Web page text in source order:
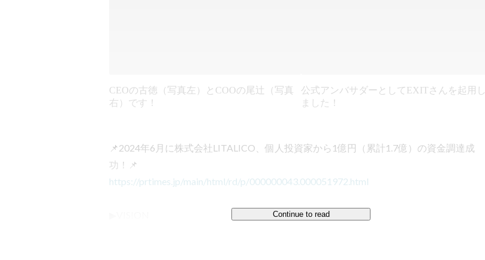
CEOの古徳（写真左）とCOOの尾辻（写真
右）です！
公式アンバサダーとしてEXITさんを起用し
ました！
📌2024年6月に株式会社LITALICO、個人投資家から1億円（累計1.7億）の資金調達成
https://prtimes.jp/main/html/rd/p/000000043.000051972.html
Continue to read